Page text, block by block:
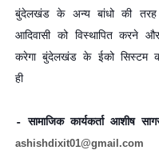
बुंदेलखंड के अन्य बांधो की
आदिवासी को विस्थापित करने
करेगा बुंदेलखंड के ईको सिस्टम
ही
- सामाजिक कार्यकर्ता आशीष
ashishdixit01@gmail.com